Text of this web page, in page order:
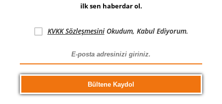
ilk sen haberdar ol.
KVKK SözleşmesiniOkudum, Kabul Ediyorum.